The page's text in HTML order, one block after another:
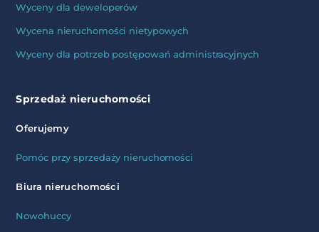
Wyceny dla deweloperów
Wycena nieruchomości nietypowych
Wyceny dla potrzeb postępowań administracyjnych
Sprzedaż nieruchomości
Oferujemy
Pomóc przy sprzedaży nieruchomości
Biura nieruchomości
Nowohuccy